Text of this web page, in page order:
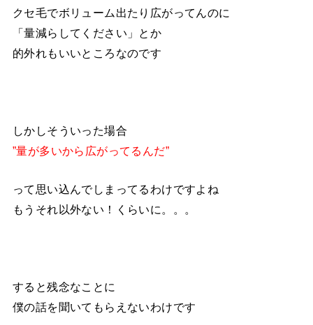
クセ毛でボリューム出たり広がってんのに
「量減らしてください」とか
的外れもいいところなのです
しかしそういった場合
”量が多いから広がってるんだ”
って思い込んでしまってるわけですよね
もうそれ以外ない！くらいに。。。
すると残念なことに
僕の話を聞いてもらえないわけです